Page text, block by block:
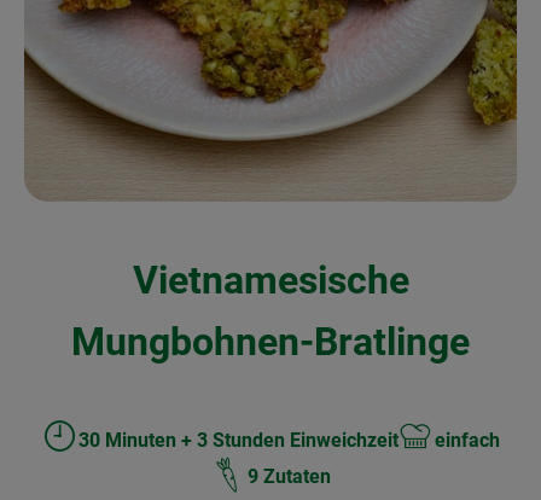
Kochen & Backen
Naturkost
Drogerie
Rezepte
Veranstaltungen
Vietnamesische
Mungbohnen-Bratlinge
Zubreitungszeit:
30 Minuten + 3 Stunden Einweichzeit
Schwierigkeit:
einfach
9 Zutaten